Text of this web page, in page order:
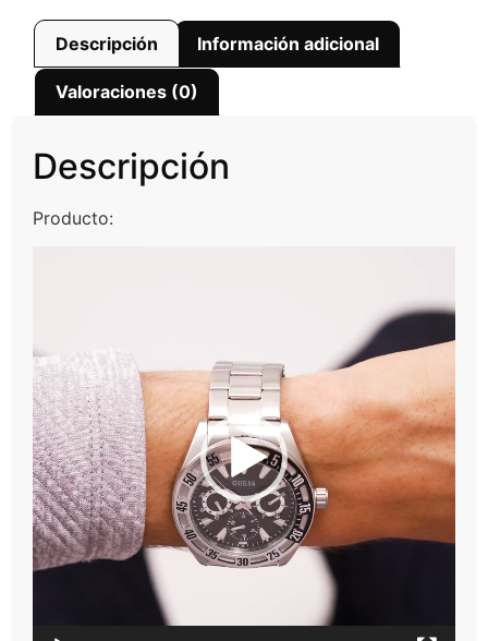
Descripción Información adicional
Valoraciones (0)
Descripción
Producto: